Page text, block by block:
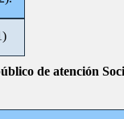
de atención